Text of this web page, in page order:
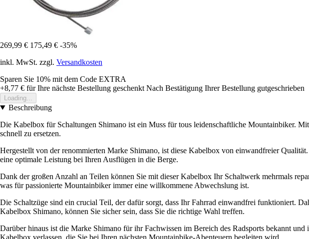
269,99 € 175,49 € -35%
inkl. MwSt. zzgl. Versandkosten
Sparen Sie 10% mit dem Code EXTRA
+8,77 € für Ihre nächste Bestellung geschenkt Nach Bestätigung Ihrer Bestellung gutgeschrieben
Loading...
Beschreibung
Die Kabelbox für Schaltungen Shimano ist ein Muss für tous leidenschaftliche Mountainbiker.
schnell zu ersetzen.
Hergestellt von der renommierten Marke Shimano, ist diese Kabelbox von einwandfreier
eine optimale Leistung bei Ihren Ausflügen in die Berge.
Dank der großen Anzahl an Teilen können Sie mit dieser Kabelbox Ihr Schaltwerk mehrmals
was für passionierte Mountainbiker immer eine willkommene Abwechslung ist.
Die Schaltzüge sind ein crucial Teil, der dafür sorgt, dass Ihr Fahrrad einwandfrei funktioniert.
Kabelbox Shimano, können Sie sicher sein, dass Sie die richtige Wahl treffen.
Darüber hinaus ist die Marke Shimano für ihr Fachwissen im Bereich des Radsports bekannt
Kabelbox verlassen, die Sie bei Ihren nächsten Mountainbike-Abenteuern begleiten wird.